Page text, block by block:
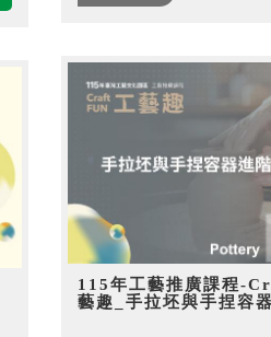
115年工藝推廣課程-
藝趣_手拉坯與手捏容